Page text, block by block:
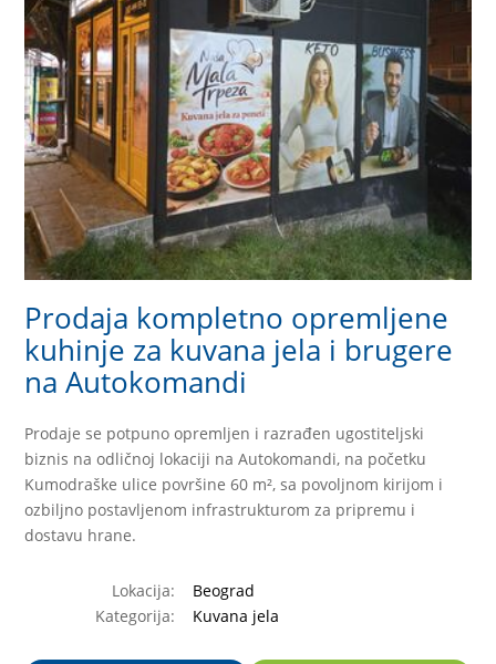
Prodaja kompletno opremljene
kuhinje za kuvana jela i brugere
na Autokomandi
Prodaje se potpuno opremljen i razrađen ugostiteljski
biznis na odličnoj lokaciji na Autokomandi, na početku
Kumodraške ulice površine 60 m², sa povoljnom kirijom i
ozbiljno postavljenom infrastrukturom za pripremu i
dostavu hrane.
Lokacija:
Beograd
Kategorija:
Kuvana jela